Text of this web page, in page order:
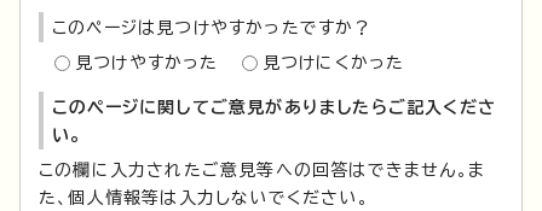
このページは見つけやすかったですか？
見つけやすかった 見つけにくかった
このページに関してご意見がありましたらご記入くださ
い。
この欄に入力されたご意見等への回答はできません。ま
た、個人情報等は入力しないでください。